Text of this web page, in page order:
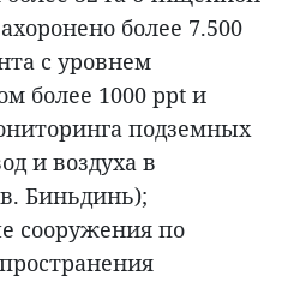
более 7.500
с уровнем
более 1000 ppt и
подземных
и воздуха в
Биньдинь);
сооружения по